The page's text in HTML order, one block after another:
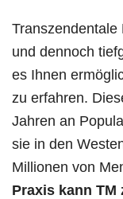
und dennoch
es Ihnen
zu erfahren.
Jahren an
sie in den
Millionen von
Praxis kann TM